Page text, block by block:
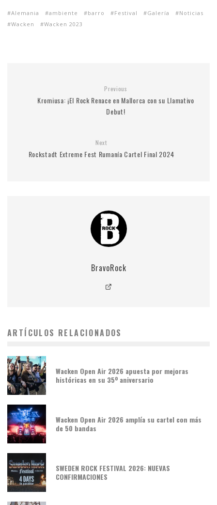
Alemania ambiente barro Festival Galería
Noticias
Wacken
Wacken 2023
Previous
Kromiusa: ¡El Rock Renace en Mallorca con su Llamativo
Debut!
Next
Rockstadt Extreme Fest Rumanía Cartel Final 2024
BravoRock
ARTÍCULOS RELACIONADOS
Wacken Open Air 2026 apuesta por mejoras
históricas en su 35º aniversario
Wacken Open Air 2026 amplía su cartel con más
de 50 bandas
SWEDEN ROCK FESTIVAL 2026: NUEVAS
CONFIRMACIONES